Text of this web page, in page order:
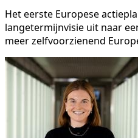
Het eerste Europese
langetermijnvisie uit naar
meer zelfvoorzienend